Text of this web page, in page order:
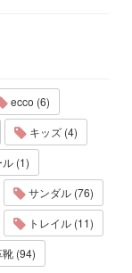
ecco (6)
キッズ (4)
(1)
サンダル (76)
トレイル (11)
靴 (94)